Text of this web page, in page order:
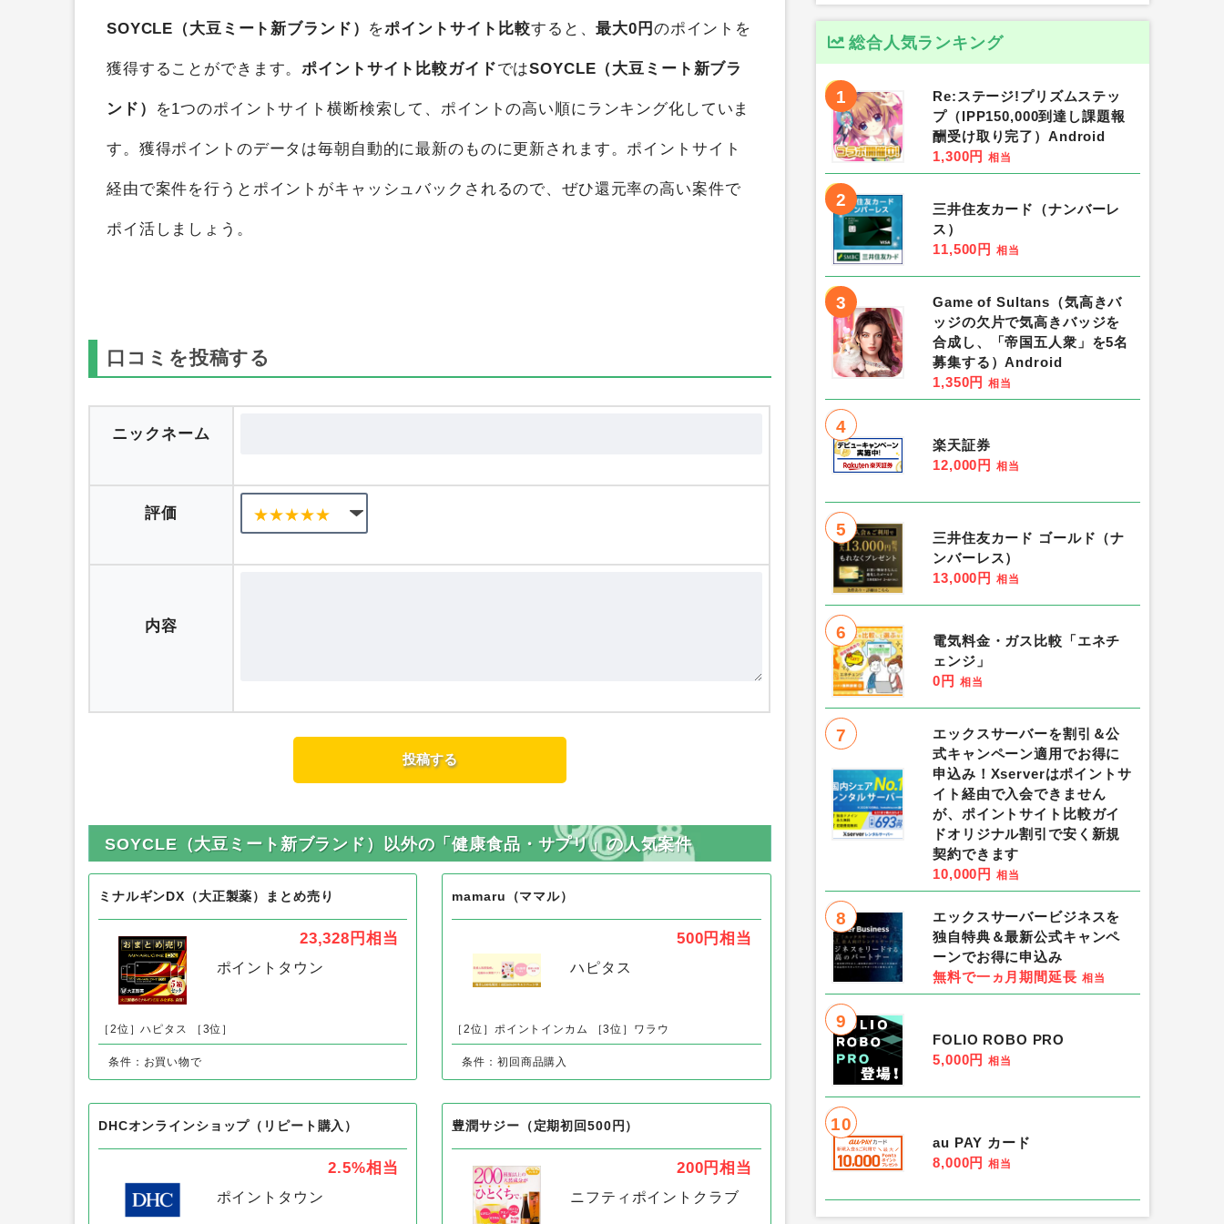
SOYCLE（大豆ミート新ブランド） をポイントサイト比較すると、最大0円 のポイントを
獲得することができます。ポイントサイト比較ガイドではSOYCLE（大豆ミート新ブラ
ンド） を1つのポイントサイト横断検索して、ポイントの高い順にランキング化していま
す。獲得ポイントのデータは毎朝自動的に最新のものに更新されます。ポイントサイト
経由で案件を行うとポイントがキャッシュバックされるので、ぜひ還元率の高い案件で
ポイ活しましょう。
口コミを投稿する
ニックネーム
評価
内容
SOYCLE（大豆ミート新ブランド）以外の「健康食品・サプリ」の人気案件
ミナルギンDX（大正製薬）まとめ売り
23,328円 相当
ポイントタウン
［2位］ハピタス ［3位］
条件：お買い物で
mamaru（ママル）
500円相当
ハピタス
［2位］ポイントインカム ［3位］ワラウ
条件：初回商品購入
DHCオンラインショップ（リピート購入）
2.5%相当
ポイントタウン
豊潤サジー（定期初回500円）
200円相当
ニフティポイントクラブ
総合人気ランキング
1
Re:ステージ!プリズムステッ
プ（IPP150,000到達し課題報
酬受け取り完了）Android
1,300円 相当
2
三井住友カード（ナンバーレ
ス）
11,500円 相当
3
Game of Sultans（気高きバ
ッジの欠片で気高きバッジを
合成し、「帝国五人衆」を5名
募集する）Android
1,350円 相当
4
楽天証券
12,000円 相当
5
三井住友カード ゴールド（ナ
ンバーレス）
13,000円 相当
6
電気料金・ガス比較「エネチ
ェンジ」
0円 相当
7
エックスサーバーを割引＆公
式キャンペーン適用でお得に
申込み！Xserverはポイントサ
イト経由で入会できません
が、ポイントサイト比較ガイ
ドオリジナル割引で安く新規
契約できます
10,000円 相当
8
エックスサーバービジネスを
独自特典＆最新公式キャンペ
ーンでお得に申込み
無料で一ヵ月期間延長 相当
9
FOLIO ROBO PRO
5,000円 相当
10
au PAY カード
8,000円 相当